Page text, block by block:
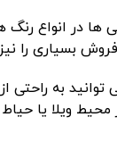
ها در انواع رنگ
بسیاری را
توانید به راحتی
ویلا یا حیاط